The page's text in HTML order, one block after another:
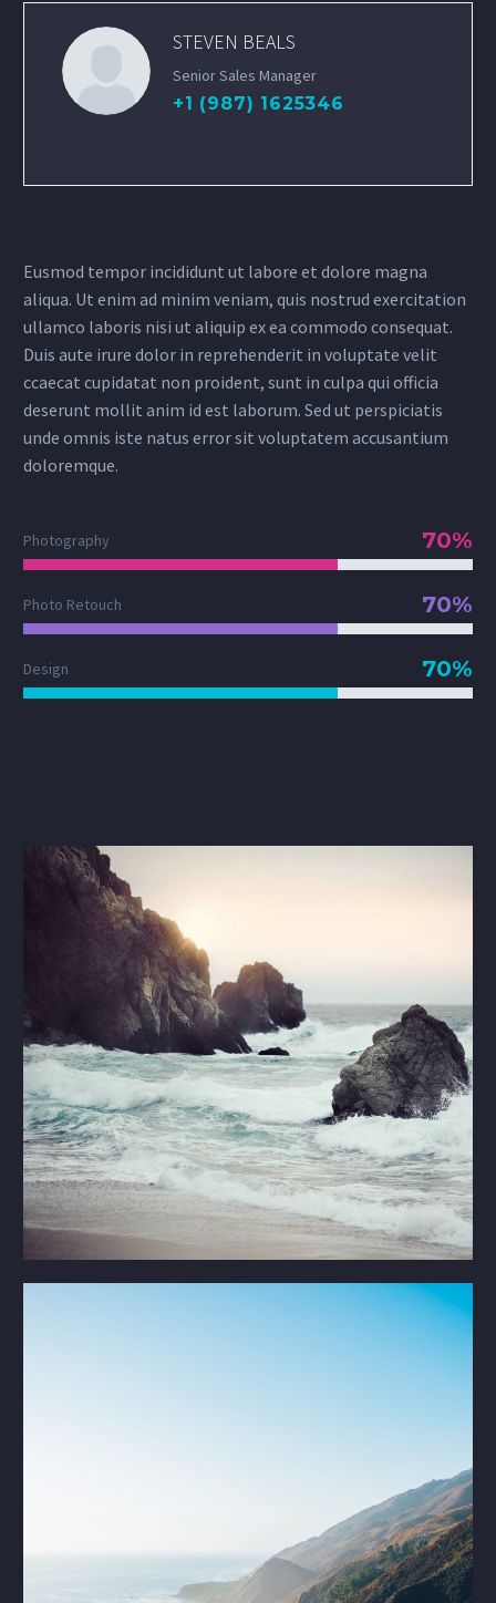
STEVEN BEALS
Senior Sales Manager
+1 (987) 1625346
Eusmod tempor incididunt ut labore et dolore magna
aliqua. Ut enim ad minim veniam, quis nostrud exercitation
ullamco laboris nisi ut aliquip ex ea commodo consequat.
Duis aute irure dolor in reprehenderit in voluptate velit
ccaecat cupidatat non proident, sunt in culpa qui officia
deserunt mollit anim id est laborum. Sed ut perspiciatis
unde omnis iste natus error sit voluptatem accusantium
doloremque.
Photography 70%
Photo Retouch 70%
Design 70%